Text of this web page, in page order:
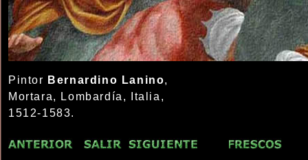
Pintor Bernardino Lanino,
Mortara, Lombardía, Italia,
1512-1583.